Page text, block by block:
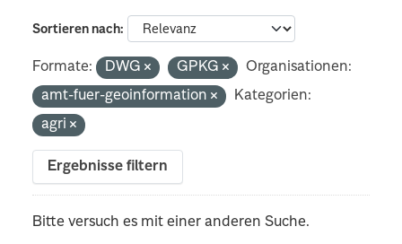
Sortieren nach
Formate: DWG GPKG
Organisationen:
amt-fuer-geoinformation
Kategorien:
agri
Ergebnisse filtern
Bitte versuch es mit einer anderen Suche.